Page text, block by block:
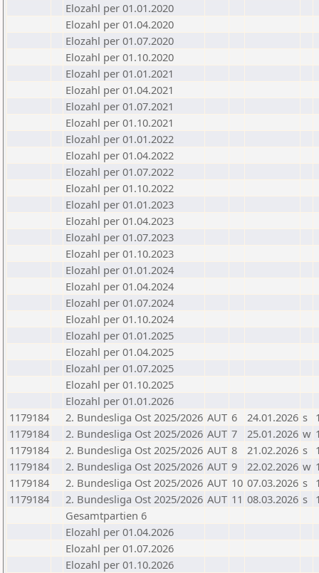
Elozahl per 01.01.2020
Elozahl per 01.04.2020
Elozahl per 01.07.2020
Elozahl per 01.10.2020
Elozahl per 01.01.2021
Elozahl per 01.04.2021
Elozahl per 01.07.2021
Elozahl per 01.10.2021
Elozahl per 01.01.2022
Elozahl per 01.04.2022
Elozahl per 01.07.2022
Elozahl per 01.10.2022
Elozahl per 01.01.2023
Elozahl per 01.04.2023
Elozahl per 01.07.2023
Elozahl per 01.10.2023
Elozahl per 01.01.2024
Elozahl per 01.04.2024
Elozahl per 01.07.2024
Elozahl per 01.10.2024
Elozahl per 01.01.2025
Elozahl per 01.04.2025
Elozahl per 01.07.2025
Elozahl per 01.10.2025
Elozahl per 01.01.2026
1179184
2. Bundesliga Ost 2025/2026 AUT 6 24.01.2026 s
1179184
2. Bundesliga Ost 2025/2026 AUT 7 25.01.2026 w
1179184
2. Bundesliga Ost 2025/2026 AUT 8 21.02.2026 s
1179184
2. Bundesliga Ost 2025/2026 AUT 9 22.02.2026 w
1179184
2. Bundesliga Ost 2025/2026 AUT 10 07.03.2026 s
1179184
2. Bundesliga Ost 2025/2026 AUT 11 08.03.2026 s
Gesamtpartien 6
Elozahl per 01.04.2026
Elozahl per 01.07.2026
Elozahl per 01.10.2026